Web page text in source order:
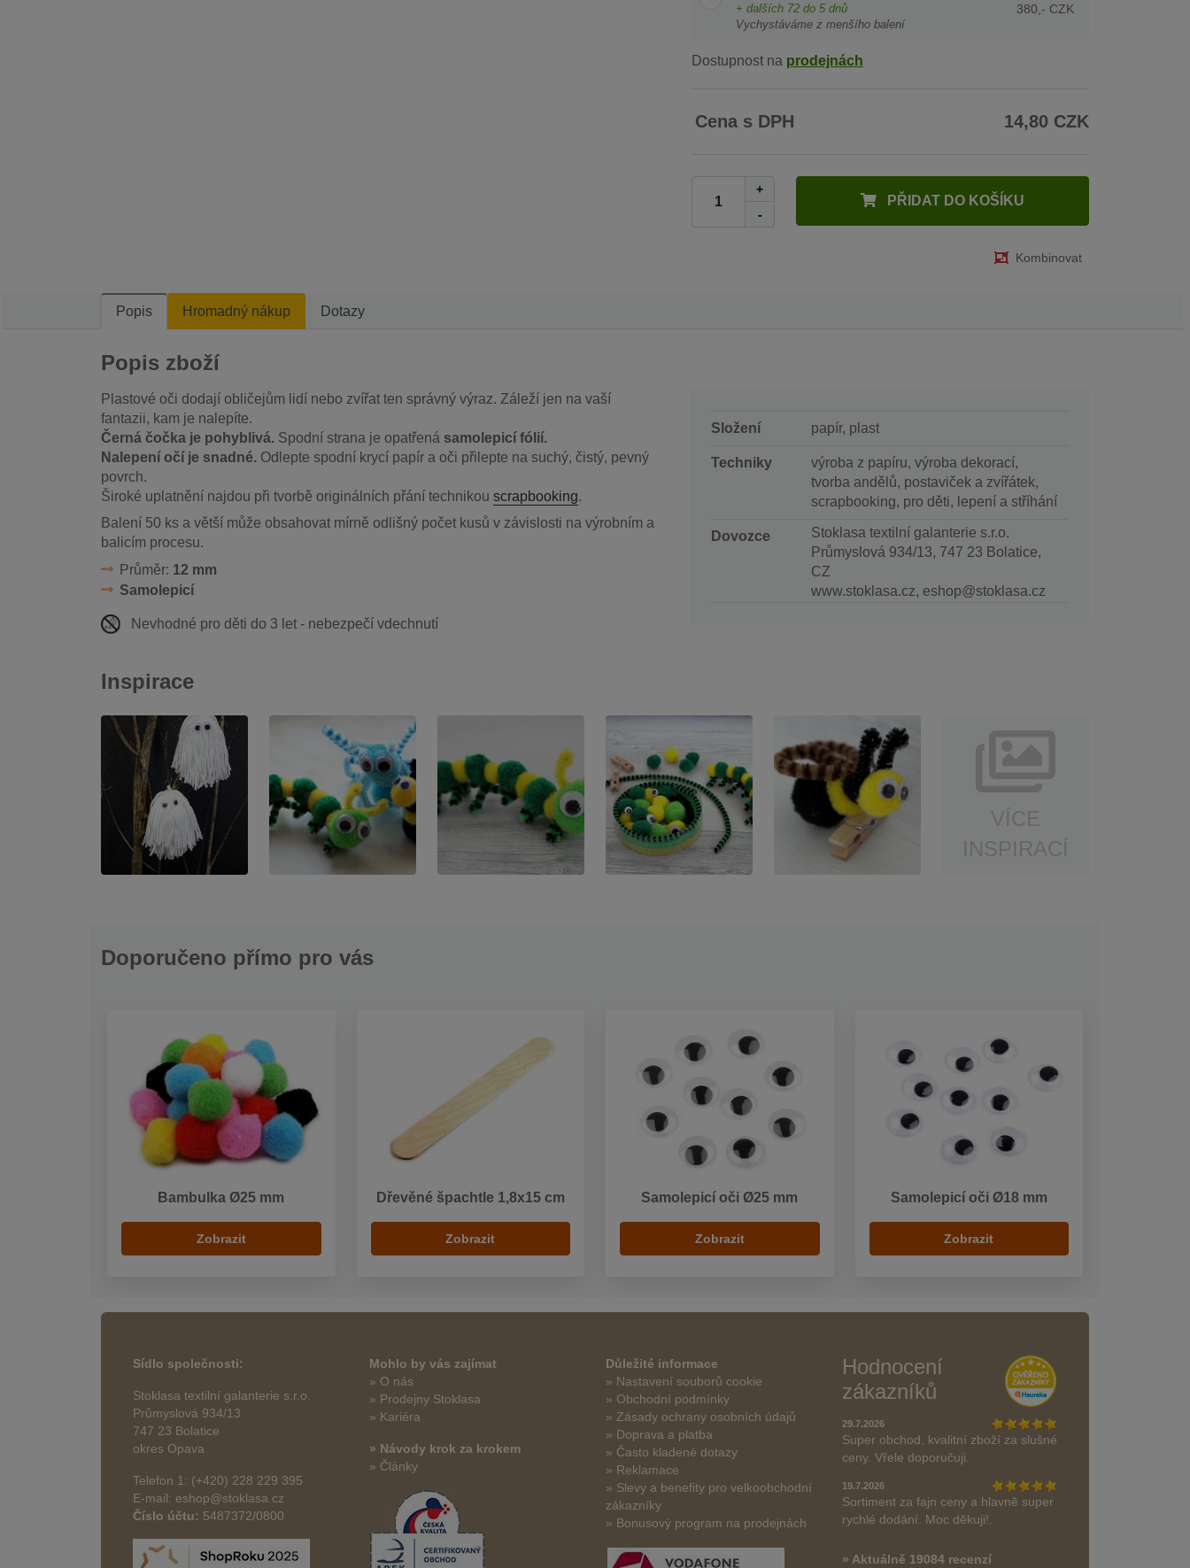
+ dalších 72 do 5 dnů
Vychystáváme z menšího balení
380,- CZK
Dostupnost na prodejnách
Cena s DPH 14,80 CZK
+
-
PŘIDAT DO KOŠÍKU
Kombinovat
Popis Hromadný nákup Dotazy
Popis zboží
Plastové oči dodají obličejům lidí nebo zvířat ten správný výraz. Záleží jen na vaší
fantazii, kam je nalepíte.
Černá čočka je pohyblivá. Spodní strana je opatřená samolepicí fólií.
Nalepení očí je snadné. Odlepte spodní krycí papír a oči přilepte na suchý, čistý, pevný
povrch.
Široké uplatnění najdou při tvorbě originálních přání technikou scrapbooking.
Balení 50 ks a větší může obsahovat mírně odlišný počet kusů v závislosti na výrobním a
balicím procesu.
Průměr: 12 mm
Samolepicí
Nevhodné pro děti do 3 let - nebezpečí vdechnutí
Složení papír, plast
Techniky
výroba z papíru, výroba dekorací,
tvorba andělů, postaviček a zvířátek,
scrapbooking, pro děti, lepení a stříhání
Dovozce
Stoklasa textilní galanterie s.r.o.
Průmyslová 934/13, 747 23 Bolatice,
CZ
www.stoklasa.cz, eshop@stoklasa.cz
Inspirace
Doporučeno přímo pro vás
Bambulka Ø25 mm
Zobrazit
Dřevěné špachtle 1,8x15 cm
Zobrazit
Samolepicí oči Ø25 mm
Zobrazit
Samolepicí oči Ø18 mm
Zobrazit
Sídlo společnosti:
Stoklasa textilní galanterie s.r.o.
Průmyslová 934/13
747 23 Bolatice
okres Opava
Telefon 1: (+420) 228 229 395
E-mail: eshop@stoklasa.cz
Číslo účtu: 5487372/0800
Mohlo by vás zajímat
» O nás
» Prodejny Stoklasa
» Kariéra
» Návody krok za krokem
» Články
Důležité informace
» Nastavení souborů cookie
» Obchodní podmínky
» Zásady ochrany osobních údajů
» Doprava a platba
» Často kladené dotazy
» Reklamace
» Slevy a benefity pro velkoobchodní
zákazníky
» Bonusový program na prodejnách
Hodnocení
zákazníků
29.7.2026
Super obchod, kvalitní zboží za slušné
ceny. Vřele doporučuji.
19.7.2026
Sortiment za fajn ceny a hlavně super
rychlé dodání. Moc děkuji!.
» Aktuálně 19084 recenzí